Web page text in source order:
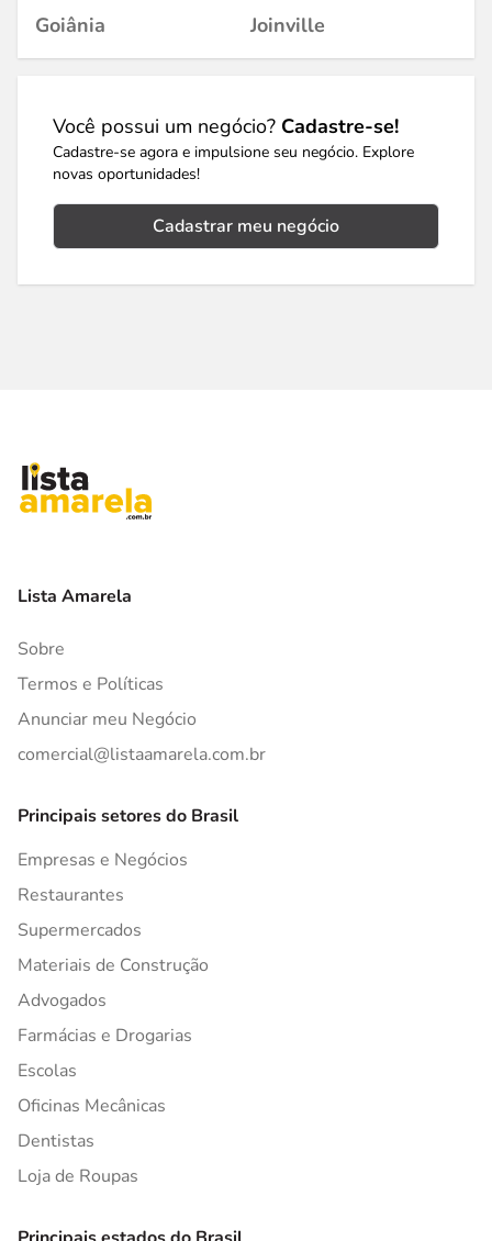
Goiânia
Joinville
Você possui um negócio? Cadastre-se!
Cadastre-se agora e impulsione seu negócio. Explore
novas oportunidades!
Cadastrar meu negócio
Lista Amarela
Sobre
Termos e Políticas
Anunciar meu Negócio
comercial@listaamarela.com.br
Principais setores do Brasil
Empresas e Negócios
Restaurantes
Supermercados
Materiais de Construção
Advogados
Farmácias e Drogarias
Escolas
Oficinas Mecânicas
Dentistas
Loja de Roupas